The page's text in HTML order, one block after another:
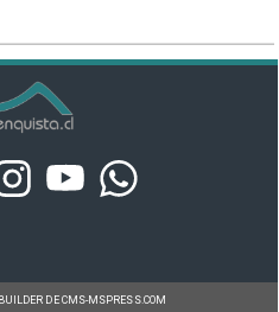
DE CMS-MSPRESS.COM